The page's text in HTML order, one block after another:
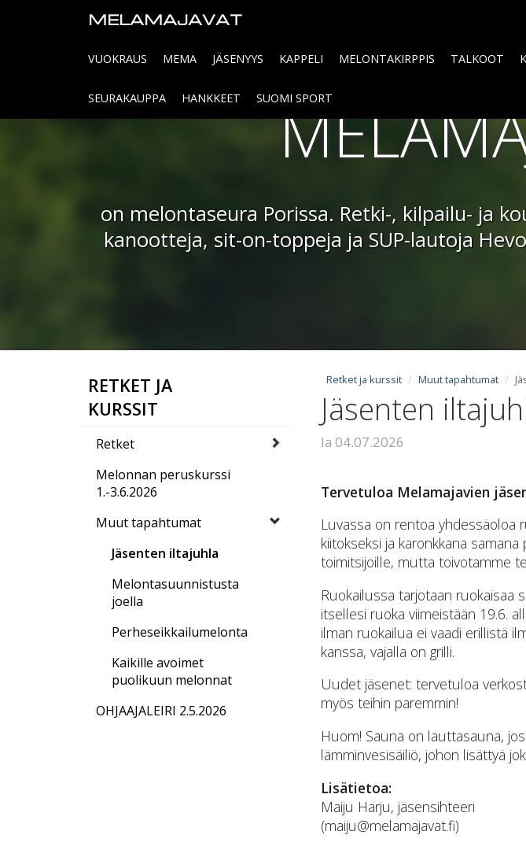
MELAMAJAVAT
VUOKRAUS MEMA JÄSENYYS KAPPELI MELONTAKIRPPIS TALKOOT
SEURAKAUPPA HANKKEET SUOMI SPORT
on melontaseura Porissa. Retki-, kilpailu- ja
kanootteja, sit-on-toppeja ja SUP-lautoja
RETKET JA
KURSSIT
Retket
Melonnan peruskurssi
1.-3.6.2026
Muut tapahtumat
Jäsenten iltajuhla
Melontasuunnistusta
joella
Perheseikkailumelonta
Kaikille avoimet
puolikuun melonnat
OHJAAJALEIRI 2.5.2026
Retket ja kurssit Muut tapahtumat
Jäsenten
la 04.07.2026
Tervetuloa Melamajavien
Luvassa on rentoa yhdessäoloa
kiitokseksi ja karonkkana
toimitsijoille, mutta toivotamme
Ruokailussa tarjotaan ruokaisaa
itsellesi ruoka viimeistään 19.6.
ilman ruokailua ei vaadi erillistä
kanssa, vajalla on grilli.
Uudet jäsenet: tervetuloa
myös teihin paremmin!
Huom! Sauna on lauttasauna,
lämminvesisäiliö, johon lisättyä
Lisätietoa:
Maiju Harju, jäsensihteeri
(maiju@melamajavat.fi)